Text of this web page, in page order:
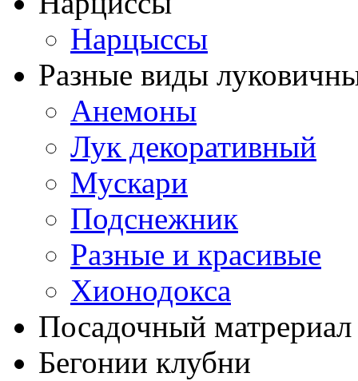
Нарцыссы
Разные виды
Анемоны
Лук декоративный
Мускари
Подснежник
Разные и красивые
Хионодокса
Посадочный матрериал
Бегонии клубни